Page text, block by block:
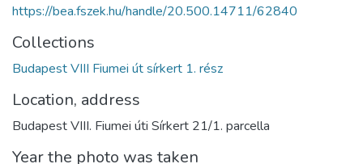
https://bea.fszek.hu/handle/20.500.14711/62840
Collections
Budapest VIII Fiumei út sírkert 1. rész
Location, address
Budapest VIII. Fiumei úti Sírkert 21/1. parcella
Year the photo was taken